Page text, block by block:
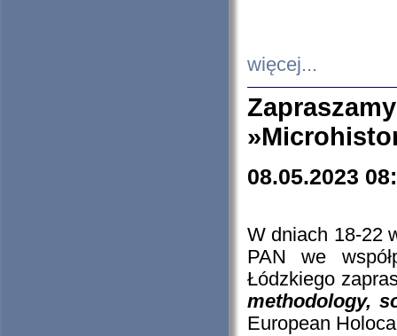
więcej...
08.05.2023
W dniach 18-22
PAN we
Łódzkiego
methodology,
European